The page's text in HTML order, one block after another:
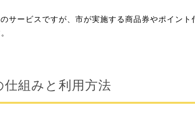
サービスですが、市が実施する商品券やポイン
仕組みと利用方法